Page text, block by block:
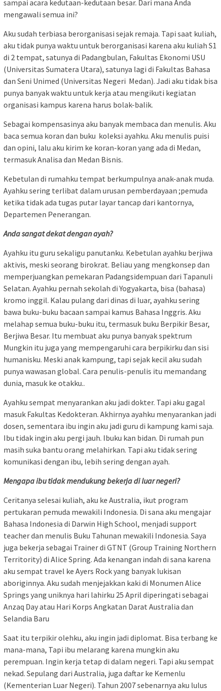
sampai acara kedutaan-kedutaan besar. Dari mana Anda
mengawali semua ini?
Aku sudah terbiasa berorganisasi sejak remaja. Tapi saat kuliah,
aku tidak punya waktu untuk berorganisasi karena aku kuliah S1
di 2 tempat, satunya di Padangbulan, Fakultas Ekonomi USU
(Universitas Sumatera Utara), satunya lagi di Fakultas Bahasa
dan Seni Unimed (Universitas Negeri Medan). Jadi aku tidak bisa
punya banyak waktu untuk kerja atau mengikuti kegiatan
organisasi kampus karena harus bolak-balik.
Sebagai kompensasinya aku banyak membaca dan menulis. Aku
baca semua koran dan buku koleksi ayahku. Aku menulis puisi
dan opini, lalu aku kirim ke koran-koran yang ada di Medan,
termasuk Analisa dan Medan Bisnis.
Kebetulan di rumahku tempat berkumpulnya anak-anak muda.
Ayahku sering terlibat dalam urusan pemberdayaan ;pemuda
ketika tidak ada tugas putar layar tancap dari kantornya,
Departemen Penerangan.
Anda sangat dekat dengan ayah?
Ayahku itu guru sekaligu panutanku. Kebetulan ayahku berjiwa
aktivis, meski seorang birokrat. Beliau yang mengkonsep dan
memperjuangkan pemekaran Padangsidempuan dari Tapanuli
Selatan. Ayahku pernah sekolah di Yogyakarta, bisa (bahasa)
kromo inggil. Kalau pulang dari dinas di luar, ayahku sering
bawa buku-buku bacaan sampai kamus Bahasa Inggris. Aku
melahap semua buku-buku itu, termasuk buku Berpikir Besar,
Berjiwa Besar. Itu membuat aku punya banyak spektrum
Mungkin itu juga yang mempengaruhi cara berpikirku dan sisi
humanisku. Meski anak kampung, tapi sejak kecil aku sudah
punya wawasan global. Cara penulis-penulis itu memandang
dunia, masuk ke otakku..
Ayahku sempat menyarankan aku jadi dokter. Tapi aku gagal
masuk Fakultas Kedokteran. Akhirnya ayahku menyarankan jadi
dosen, sementara ibu ingin aku jadi guru di kampung kami saja.
Ibu tidak ingin aku pergi jauh. Ibuku kan bidan. Di rumah pun
masih suka bantu orang melahirkan. Tapi aku tidak sering
komunikasi dengan ibu, lebih sering dengan ayah.
Mengapa ibu tidak mendukung bekerja di luar negeri?
Ceritanya selesai kuliah, aku ke Australia, ikut program
pertukaran pemuda mewakili Indonesia. Di sana aku mengajar
Bahasa Indonesia di Darwin High School, menjadi support
teacher dan menulis Buku Tahunan mewakili Indonesia. Saya
juga bekerja sebagai Trainer di GTNT (Group Training Northern
Territority) di Alice Spring. Ada kenangan indah di sana karena
aku sempat travel ke Ayers Rock yang banyak lukisan
aboriginnya. Aku sudah menjejakkan kaki di Monumen Alice
Springs yang uniknya hari lahirku 25 April diperingati sebagai
Anzaq Day atau Hari Korps Angkatan Darat Australia dan
Selandia Baru
Saat itu terpikir olehku, aku ingin jadi diplomat. Bisa terbang ke
mana-mana, Tapi ibu melarang karena mungkin aku
perempuan. Ingin kerja tetap di dalam negeri. Tapi aku sempat
nekad. Sepulang dari Australia, juga daftar ke Kemenlu
(Kementerian Luar Negeri). Tahun 2007 sebenarnya aku lulus